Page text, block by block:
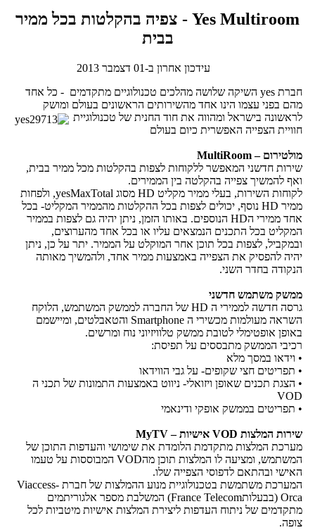
Yes Multiroom - צפיה בהקלטות בכל ממיר
בבית
עידכון אחרון ב-01 דצמבר 2013
חברת yes השיקה שלושה מהלכים טכנולוגיים מתקדמים - כל אחד
מהם בפני עצמו הינו אחד מהשירותים הראשונים בעולם ומושק
לראשונה בישראל ומהווה את חוד החנית של טכנולוגיית
חוויית הצפייה האפשרית כיום בעולם
מולטירום – MultiRoom
שירות חדשני המאפשר ללקוחות לצפות בהקלטות מכל ממיר בבית,
ואף להמשיך צפייה בהקלטה בין הממירים.
לקוחות השירות, בעלי ממיר מקליט HD מסוג yesMaxTotal, ולפחות
ממיר HD נוסף, יכולים לצפות בכל ההקלטות מהממיר המקליט- בכל
אחד ממירי הHD הנוספים. באותו הזמן, ניתן יהיה גם לצפות בממיר
המקליט בכל התכנים הנמצאים עליו או בכל אחד מהערוצים,
ובמקביל, לצפות בכל תוכן אחר המוקלט על הממיר. יתר על כן, ניתן
יהיה להפסיק את הצפייה באמצעות ממיר אחד, ולהמשיך מאותה
הנקודה בחדר השני.
ממשק משתמש חדשני
גרסה חדשה לממירי ה HD של החברה לממשק המשתמש, הלוקח
השראה מעולמות מכשירי ה Smartphone והטאבלטים, ומיישמם
באופן אופטימלי לטובת ממשק טלוויזיוני נוח ומרשים.
רכיבי הממשק מתבססים על תפיסת:
• וידאו במסך מלא
• תפריטים חצי שקופים- על גבי הווידאו
• הצגת תכנים שאופן ויזואלי- ניווט באמצעות התמונות של תכני ה
VOD
• תפריטים בממשק אופקי ודינאמי
שירות המלצות VOD אישיות – MyTV
מערכת המלצות מתקדמת הלומדת את שימושי והעדפות התוכן של
המשתמש, ומציעה לו המלצות תוכן מהVOD המבוססות על טעמו
האישי ובהתאם לדפוסי הצפייה שלו.
המערכת משתמשת בטכנולוגיית מנוע ההמלצות של חברת Viaccess-
Orca (בבעלותFrance Telecom) המשלבת מספר אלגוריתמים
מתקדמים של ניתוח העדפות ליצירת המלצות אישיות מיטביות לכל
צופה.